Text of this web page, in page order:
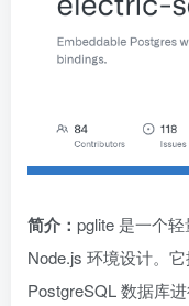
简介： pglite 是一个
Node.js 环境设计。
PostgreSQL 数据库